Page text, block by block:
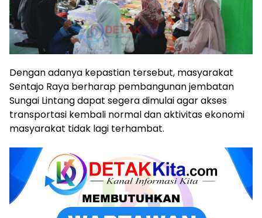
Dengan adanya kepastian tersebut, masyarakat
Sentajo Raya berharap pembangunan jembatan
Sungai Lintang dapat segera dimulai agar akses
transportasi kembali normal dan aktivitas ekonomi
masyarakat tidak lagi terhambat.